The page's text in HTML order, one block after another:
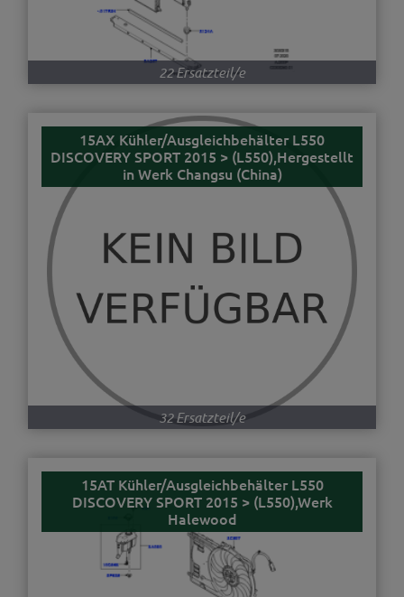
22 Ersatzteil/e
15AX Kühler/Ausgleichbehälter L550
DISCOVERY SPORT 2015 > (L550),Hergestellt
in Werk Changsu (China)
32 Ersatzteil/e
15AT Kühler/Ausgleichbehälter L550
DISCOVERY SPORT 2015 > (L550),Werk
Halewood